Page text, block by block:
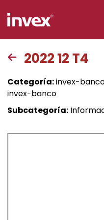
Acceso a
clientes
Buscar
2022 12 T4
Categoría:invex-
invex-banco
Subcategoría: